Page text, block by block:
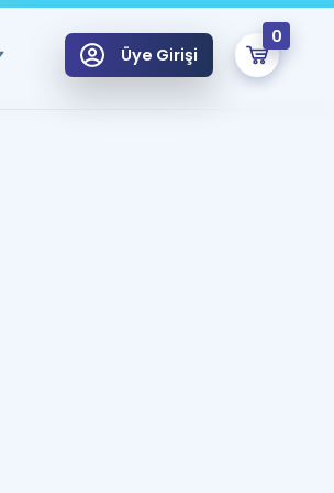
Üye Girişi
0
hazırlayacak onlarca eğitim seni bekliyor!